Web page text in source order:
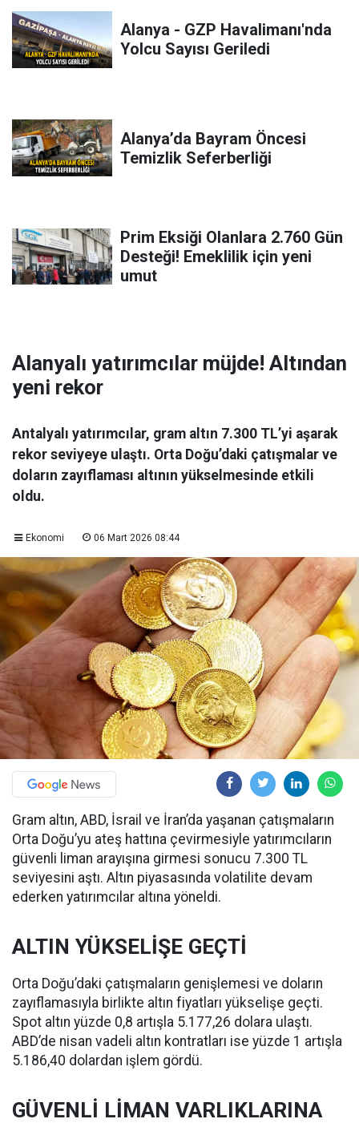
Alanya - GZP Havalimanı'nda
Yolcu Sayısı Geriledi
Alanya’da Bayram Öncesi
Temizlik Seferberliği
Prim Eksiği Olanlara 2.760 Gün
Desteği! Emeklilik için yeni
umut
Alanyalı yatırımcılar müjde! Altından
yeni rekor
Antalyalı yatırımcılar, gram altın 7.300 TL’yi aşarak
rekor seviyeye ulaştı. Orta Doğu’daki çatışmalar ve
doların zayıflaması altının yükselmesinde etkili
oldu.
Ekonomi 06 Mart 2026 08:44
Gram altın, ABD, İsrail ve İran’da yaşanan çatışmaların
Orta Doğu’yu ateş hattına çevirmesiyle yatırımcıların
güvenli liman arayışına girmesi sonucu 7.300 TL
seviyesini aştı. Altın piyasasında volatilite devam
ederken yatırımcılar altına yöneldi.
ALTIN YÜKSELİŞE GEÇTİ
Orta Doğu’daki çatışmaların genişlemesi ve doların
zayıflamasıyla birlikte altın fiyatları yükselişe geçti.
Spot altın yüzde 0,8 artışla 5.177,26 dolara ulaştı.
ABD’de nisan vadeli altın kontratları ise yüzde 1 artışla
5.186,40 dolardan işlem gördü.
GÜVENLİ LİMAN VARLIKLARINA